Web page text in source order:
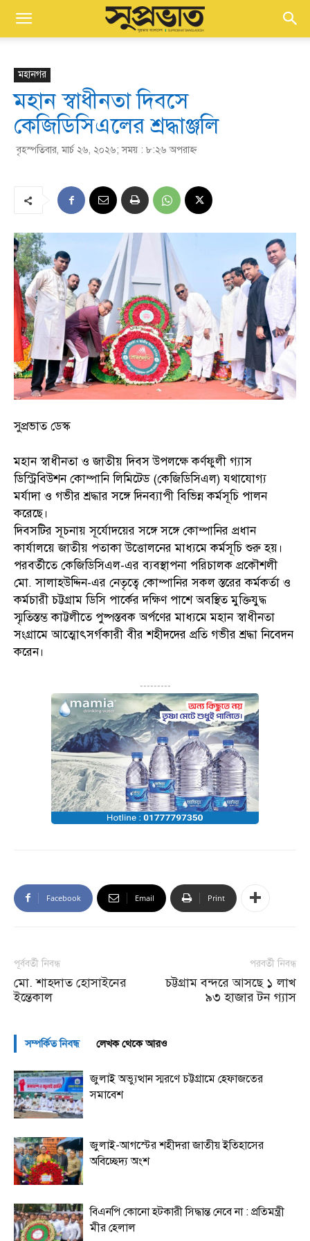
মহানগর
মহান স্বাধীনতা দিবসে
কেজিডিসিএলের শ্রদ্ধাঞ্জলি
বৃহস্পতিবার, মার্চ ২৬, ২০২৬; সময় : ৮:২৬ অপরাহ্ণ
সুপ্রভাত ডেস্ক
মহান স্বাধীনতা ও জাতীয় দিবস উপলক্ষে কর্ণফুলী গ্যাস
ডিস্ট্রিবিউশন কোম্পানি লিমিটেড (কেজিডিসিএল) যথাযোগ্য
মর্যাদা ও গভীর শ্রদ্ধার সঙ্গে দিনব্যাপী বিভিন্ন কর্মসূচি পালন
করেছে।
দিবসটির সূচনায় সূর্যোদয়ের সঙ্গে সঙ্গে কোম্পানির প্রধান
কার্যালয়ে জাতীয় পতাকা উত্তোলনের মাধ্যমে কর্মসূচি শুরু হয়।
পরবর্তীতে কেজিডিসিএল-এর ব্যবস্থাপনা পরিচালক প্রকৌশলী
মো. সালাহউদ্দিন-এর নেতৃত্বে কোম্পানির সকল স্তরের কর্মকর্তা ও
কর্মচারী চট্টগ্রাম ডিসি পার্কের দক্ষিণ পাশে অবস্থিত মুক্তিযুদ্ধ
স্মৃতিস্তম্ভ কাট্টলীতে পুষ্পস্তবক অর্পণের মাধ্যমে মহান স্বাধীনতা
সংগ্রামে আত্মোৎসর্গকারী বীর শহীদদের প্রতি গভীর শ্রদ্ধা নিবেদন
করেন।
---------
Facebook Email Print
পূর্ববর্তী নিবন্ধ
মো. শাহদাত হোসাইনের
ইন্তেকাল
পরবর্তী নিবন্ধ
চট্টগ্রাম বন্দরে আসছে ১ লাখ
৯৩ হাজার টন গ্যাস
সম্পর্কিত নিবন্ধ লেখক থেকে আরও
জুলাই অভ্যুত্থান স্মরণে চট্টগ্রামে হেফাজতের
সমাবেশ
জুলাই-আগস্টের শহীদরা জাতীয় ইতিহাসের
অবিচ্ছেদ্য অংশ
বিএনপি কোনো হটকারী সিদ্ধান্ত নেবে না : প্রতিমন্ত্রী
মীর হেলাল